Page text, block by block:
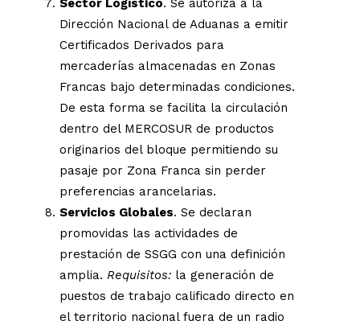
Sector Logístico. Se autoriza a la
Dirección Nacional de Aduanas a emitir
Certificados Derivados para
mercaderías almacenadas en Zonas
Francas bajo determinadas condiciones.
De esta forma se facilita la circulación
dentro del MERCOSUR de productos
originarios del bloque permitiendo su
pasaje por Zona Franca sin perder
preferencias arancelarias.
Servicios Globales. Se declaran
promovidas las actividades de
prestación de SSGG con una definición
amplia. Requisitos: la generación de
puestos de trabajo calificado directo en
el territorio nacional fuera de un radio